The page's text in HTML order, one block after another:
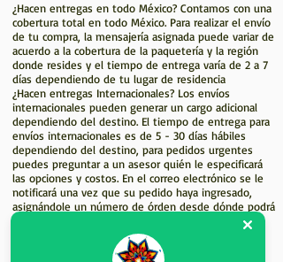
¿Hacen entregas en todo México? Contamos con una
cobertura total en todo México. Para realizar el envío
de tu compra, la mensajería asignada puede variar de
acuerdo a la cobertura de la paquetería y la región
donde resides y el tiempo de entrega varía de 2 a 7
días dependiendo de tu lugar de residencia
¿Hacen entregas Internacionales? Los envíos
internacionales pueden generar un cargo adicional
dependiendo del destino. El tiempo de entrega para
envíos internacionales es de 5 - 30 días hábiles
dependiendo del destino, para pedidos urgentes
puedes preguntar a un asesor quién le especificará
las opciones y costos. En el correo electrónico se le
notificará una vez que su pedido haya ingresado,
asignándole un número de órden desde dónde podrá